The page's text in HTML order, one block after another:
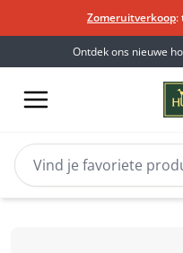
Zomeruitverkoop:
Ontdek ons nieuwe